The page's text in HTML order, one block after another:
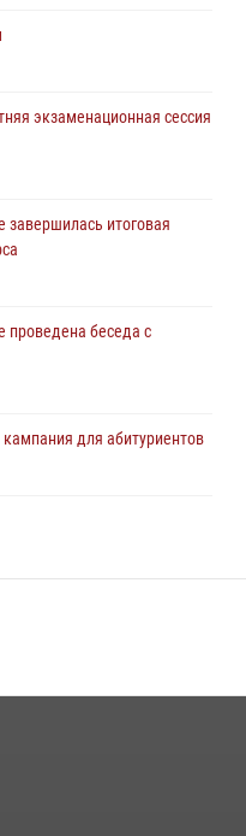
экзаменационная сессия
поощрены курсанты
экзаменационная сессия
завершилась итоговая
проведена беседа с
для абитуриентов
церемония